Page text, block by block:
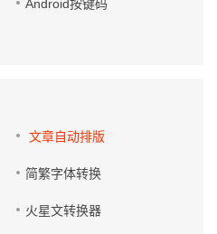
Android按键码
文章自动排版
简繁字体转换
火星文转换器